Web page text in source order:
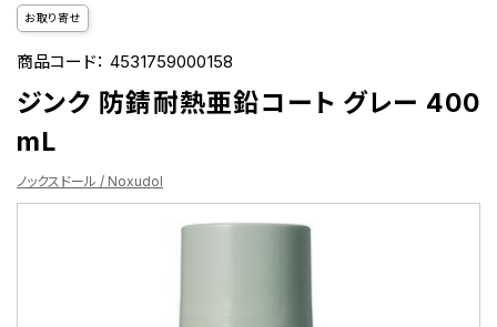
お取り寄せ
商品コード：4531759000158
ジンク 防錆耐熱亜鉛コート グレー 400
mL
ノックスドール / Noxudol